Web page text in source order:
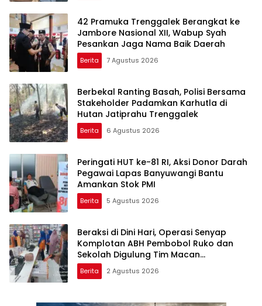
42 Pramuka Trenggalek Berangkat ke
Jambore Nasional XII, Wabup Syah
Pesankan Jaga Nama Baik Daerah
Berita 7 Agustus 2026
Berbekal Ranting Basah, Polisi Bersama
Stakeholder Padamkan Karhutla di
Hutan Jatiprahu Trenggalek
Berita 6 Agustus 2026
Peringati HUT ke-81 RI, Aksi Donor Darah
Pegawai Lapas Banyuwangi Bantu
Amankan Stok PMI
Berita 5 Agustus 2026
Beraksi di Dini Hari, Operasi Senyap
Komplotan ABH Pembobol Ruko dan
Sekolah Digulung Tim Macan
Blambangan
Berita 2 Agustus 2026